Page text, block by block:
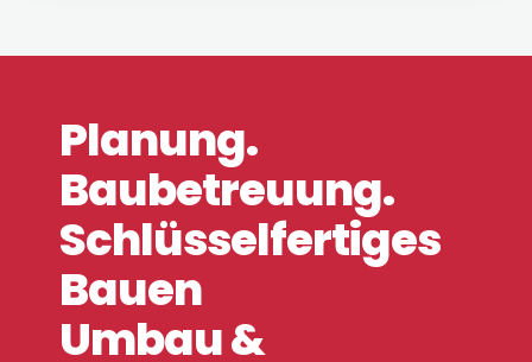
Planung.
Baubetreuung.
Schlüsselfertiges
Bauen
Umbau &